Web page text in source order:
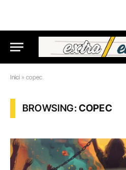
Inici » copec
BROWSING:COPEC